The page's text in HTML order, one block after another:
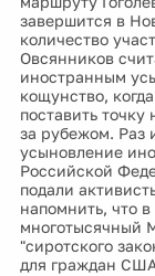
завершится в
количество
Овсянников
иностранным
кощунство,
поставить
за рубежом. Раз
усыновление
Российской
подали
напомнить, что
многотысячный
"сиротского
для граждан